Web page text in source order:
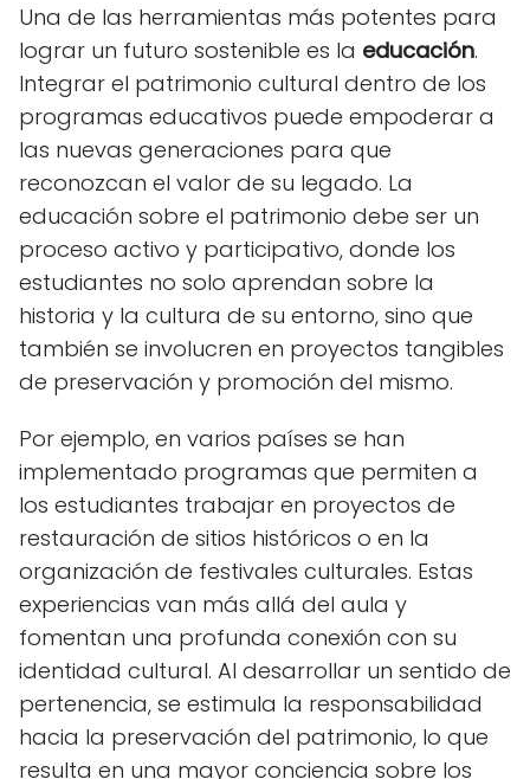
Una de las herramientas más potentes para
lograr un futuro sostenible es la educación.
Integrar el patrimonio cultural dentro de los
programas educativos puede empoderar a
las nuevas generaciones para que
reconozcan el valor de su legado. La
educación sobre el patrimonio debe ser un
proceso activo y participativo, donde los
estudiantes no solo aprendan sobre la
historia y la cultura de su entorno, sino que
también se involucren en proyectos tangibles
de preservación y promoción del mismo.
Por ejemplo, en varios países se han
implementado programas que permiten a
los estudiantes trabajar en proyectos de
restauración de sitios históricos o en la
organización de festivales culturales. Estas
experiencias van más allá del aula y
fomentan una profunda conexión con su
identidad cultural. Al desarrollar un sentido de
pertenencia, se estimula la responsabilidad
hacia la preservación del patrimonio, lo que
resulta en una mayor conciencia sobre los